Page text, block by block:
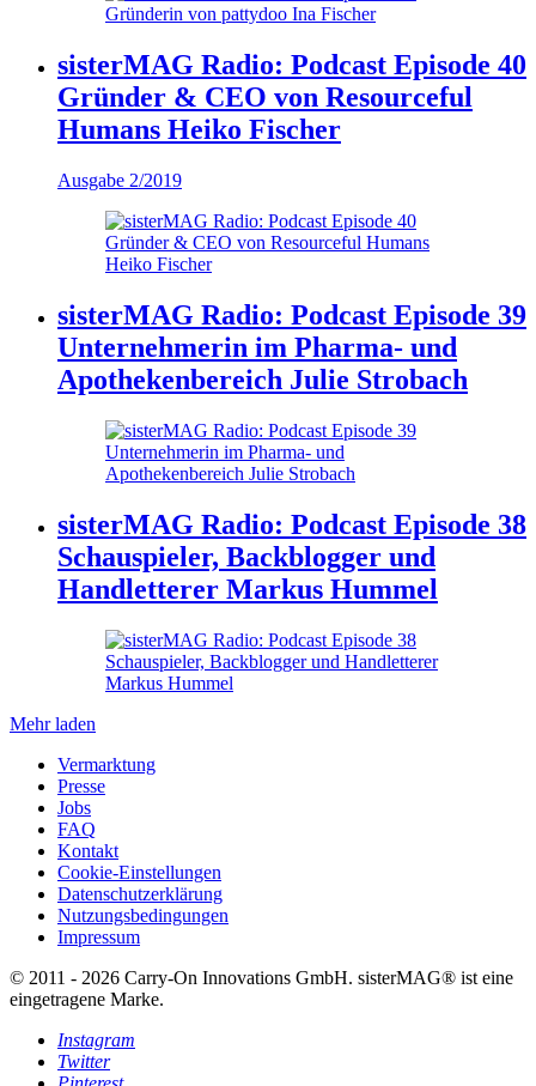
sisterMAG Radio: Podcast Episode 40
Gründer & CEO von Resourceful
Humans Heiko Fischer
Ausgabe 2/2019
sisterMAG Radio: Podcast Episode 39
Unternehmerin im Pharma- und
Apothekenbereich Julie Strobach
sisterMAG Radio: Podcast Episode 38
Schauspieler, Backblogger und
Handletterer Markus Hummel
Mehr laden
Vermarktung
Presse
Jobs
FAQ
Kontakt
Cookie-Einstellungen
Datenschutzerklärung
Nutzungsbedingungen
Impressum
© 2011 - 2026 Carry-On Innovations GmbH. sisterMAG® ist eine
eingetragene Marke.
Instagram
Twitter